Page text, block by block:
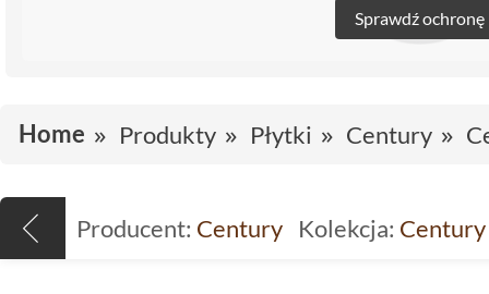
Sprawdź ochronę
Home Produkty Płytki Century
Producent: Century Kolekcja: